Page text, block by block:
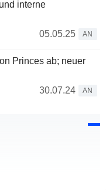
interne
05.05.25
AN
Princes ab; neuer
30.07.24
AN